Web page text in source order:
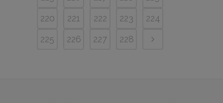
220
221 222 223
224
225
226 227 228